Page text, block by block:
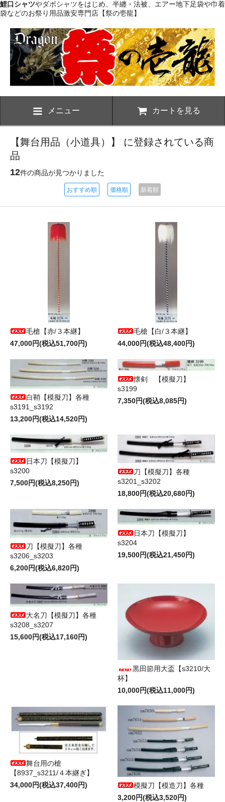
鯉口シャツやダボシャツをはじめ、半纏・法被、エアー地下足袋や巾着
袋などのお祭り用品激安専門店【祭の壱龍】
メニュー カートを見る
【舞台用品（小道具）】 に登録されている商
品
12件の商品が見つかりました
おすすめ順 価格順 新着順
毛槍【赤/３本継】
47,000円(税込51,700円)
毛槍【白/３本継】
44,000円(税込48,400円)
白鞘【模擬刀】各種
s3191_s3192
13,200円(税込14,520円)
懐剣 【模擬刀】
s3199
7,350円(税込8,085円)
日本刀【模擬刀】
s3200
7,500円(税込8,250円)
刀【模擬刀】各種
s3201_s3202
18,800円(税込20,680円)
刀【模擬刀】各種
s3206_s3203
6,200円(税込6,820円)
日本刀【模擬刀】
s3204
19,500円(税込21,450円)
大名刀【模擬刀】各種
s3208_s3207
15,600円(税込17,160円)
黒田節用大盃【s3210/大
杯】
10,000円(税込11,000円)
舞台用の槍
【8937_s3211/４本継ぎ】
34,000円(税込37,400円)
模擬刀【模造刀】各種
3,200円(税込3,520円)